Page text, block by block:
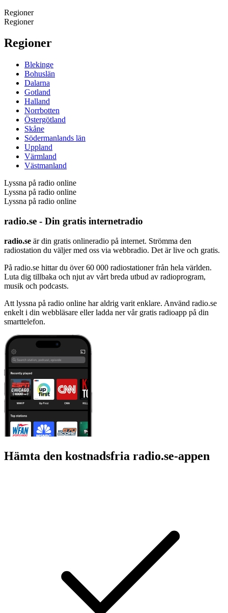
Regioner
Regioner
Regioner
Blekinge
Bohuslän
Dalarna
Gotland
Halland
Norrbotten
Östergötland
Skåne
Södermanlands län
Uppland
Värmland
Västmanland
Lyssna på radio online
Lyssna på radio online
Lyssna på radio online
radio.se - Din gratis internetradio
radio.se är din gratis onlineradio på internet. Strömma den
radiostation du väljer med oss via webbradio. Det är live och gratis.
På radio.se hittar du över 60 000 radiostationer från hela världen.
Luta dig tillbaka och njut av vårt breda utbud av radioprogram,
musik och podcasts.
Att lyssna på radio online har aldrig varit enklare. Använd radio.se
enkelt i din webbläsare eller ladda ner vår gratis radioapp på din
smarttelefon.
Hämta den kostnadsfria radio.se-appen